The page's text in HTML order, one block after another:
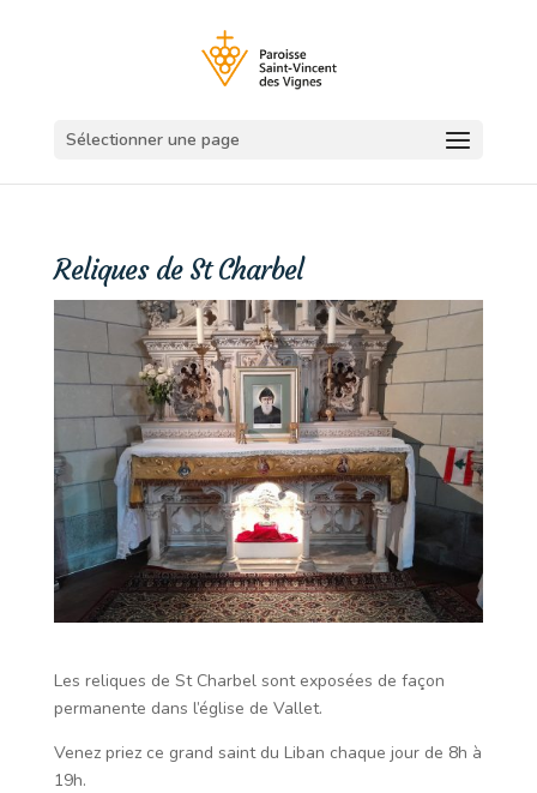
Sélectionner une page
Reliques de St Charbel
Les reliques de St Charbel sont exposées de façon
permanente dans l’église de Vallet.
Venez priez ce grand saint du Liban chaque jour de 8h à
19h.